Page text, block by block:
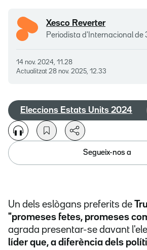
Xesco Reverter
Periodista d'Internacional de
14 nov. 2024, 11.28
Actualitzat 28 nov. 2025, 12.33
Eleccions Estats Units 2024
Segueix-nos a
Un dels eslògans preferits de
"promeses fetes, promeses
agrada presentar-se davant
líder que, a diferència dels